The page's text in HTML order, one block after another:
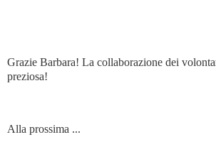
Grazie Barbara! La collaborazione dei
preziosa!
Alla prossima ...